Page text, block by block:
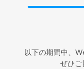
以下の期間中、
ぜひご